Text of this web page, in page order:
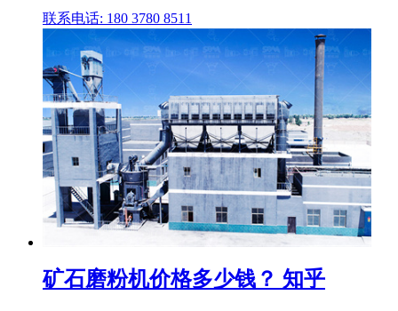
联系电话: 180 3780 8511
矿石磨粉机价格多少钱？ 知乎